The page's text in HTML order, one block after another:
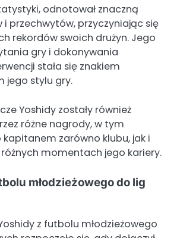
odnotował znaczną
przechwytów, przyczyniając się
rekordów swoich drużyn. Jego
gry i dokonywania
stała się znakiem
jego stylu gry.
Yoshidy zostały również
różne nagrody, w tym
zarówno klubu, jak i
momentach jego kariery.
młodzieżowego do lig
z futbolu młodzieżowego